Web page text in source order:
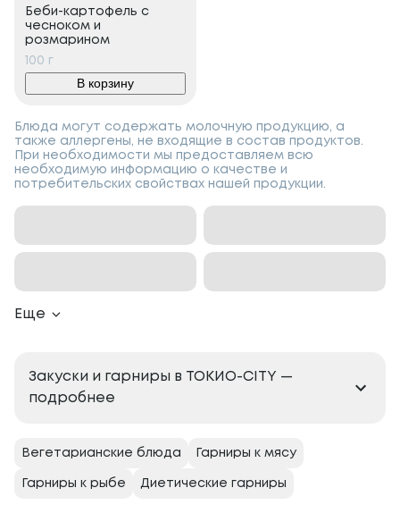
Беби-картофель с
чесноком и
розмарином
100 г
В корзину
Блюда могут содержать молочную продукцию, а
также аллергены, не входящие в состав продуктов.
При необходимости мы предоставляем всю
необходимую информацию о качестве и
потребительских свойствах нашей продукции.
Еще
Закуски и гарниры в ТОКИО-CITY —
подробнее
Вегетарианские блюда Гарниры к мясу
Гарниры к рыбе Диетические гарниры